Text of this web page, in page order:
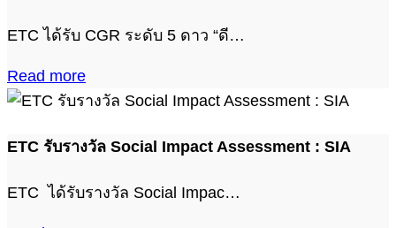
ETC ได้รับ CGR ระดับ 5 ดาว “ดี…
Read more
ETC รับรางวัล Social Impact Assessment : SIA
ETC ได้รับรางวัล Social Impac…